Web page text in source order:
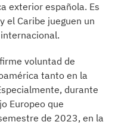
exterior española. Es
el Caribe jueguen un
voluntad de
tanto en la
durante
Europeo que
de 2023, en la